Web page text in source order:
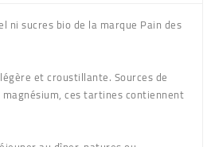
ni sucres bio de la marque Pain des
et croustillante. Sources de
ces tartines contiennent